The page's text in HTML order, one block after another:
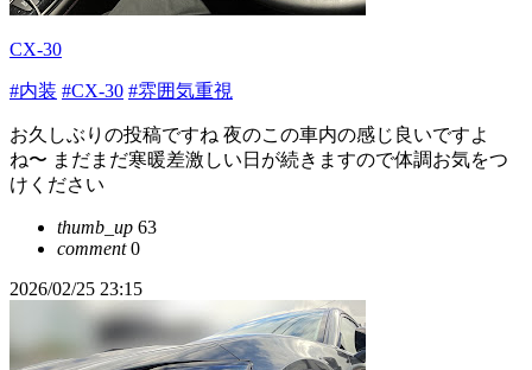
CX-30
#内装 #CX-30 #雰囲気重視
お久しぶりの投稿ですね 夜のこの車内の感じ良いですよ
ね〜 まだまだ寒暖差激しい日が続きますので体調お気をつ
けください
thumb_up 63
comment0
2026/02/25 23:15